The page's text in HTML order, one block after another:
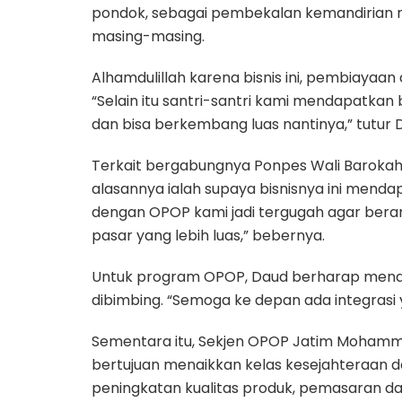
pondok, sebagai pembekalan
masing-masing.
Alhamdulillah karena bisnis ini,
“Selain itu santri-santri kami mendapatkan
dan bisa berkembang luas nantinya,” tutur
Terkait bergabungnya Ponpes Wali
alasannya ialah supaya bisnisnya ini
dengan OPOP kami jadi tergugah agar
pasar yang lebih luas,” bebernya.
Untuk program OPOP, Daud berharap
dibimbing. “Semoga ke depan ada
Sementara itu, Sekjen OPOP Jatim
bertujuan menaikkan kelas kesejahteraan
peningkatan kualitas produk, pemasaran